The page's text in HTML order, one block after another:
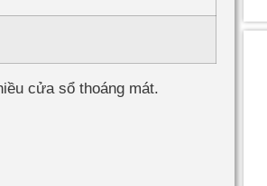
cửa sổ thoáng mát.